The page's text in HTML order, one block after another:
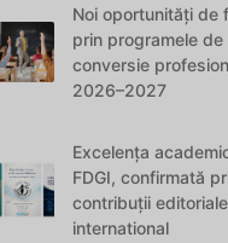
Noi oportunități de
prin programele de
conversie
2026–2027
Excelența
FDGI, confirmată
contribuții
international